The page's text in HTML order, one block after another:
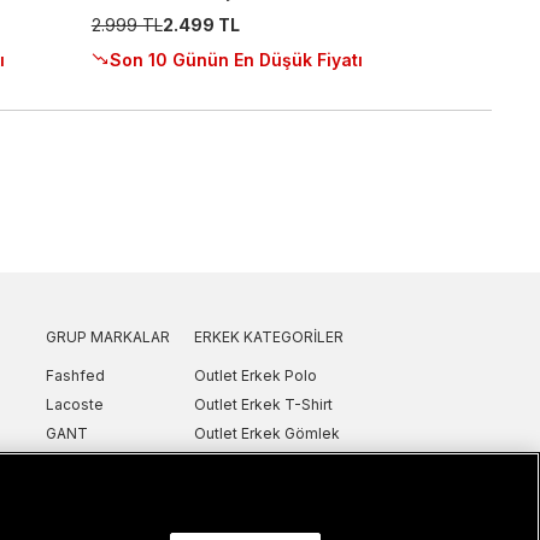
2.999 TL2.499 TL
Son 10 Günün En Düşük Fiyatı
GRUP MARKALAR
Fashfed
Lacoste
GANT
ERKEK KATEGORILER
Outlet Erkek Polo
Outlet Erkek T-Shirt
Outlet Erkek Gömlek